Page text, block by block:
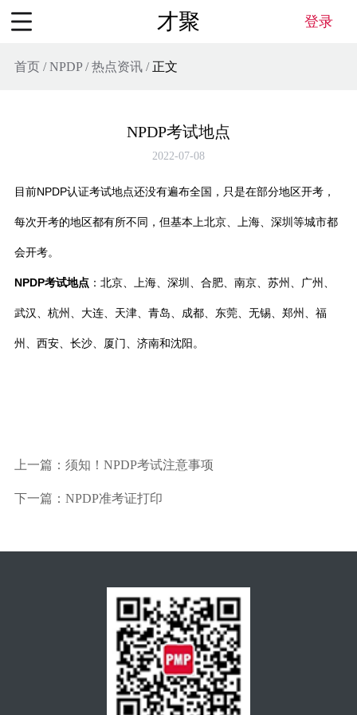
才聚 登录
首页 /NPDP/热点资讯 / 正文
NPDP考试地点
2022-07-08
目前NPDP认证考试地点还没有遍布全国， 只是在部分地区开考，
每次开考的地区都有所不同 ，但基本上北京、上海、深圳等城市都
会开考。
NPDP考试地点 ：北京、上海、深圳、合肥、南京、苏州、广州、
武汉、杭州、大连、天津、青岛、成都、东莞、无锡、郑州、福
州、西安、长沙、厦门、济南和沈阳。
上一篇：须知！NPDP考试注意事项
下一篇：NPDP准考证打印